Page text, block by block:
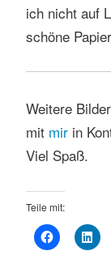
ich nicht auf
schöne
Weitere
mit mirin
Viel Spaß.
Teile mit: